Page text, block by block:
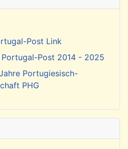
Post Link
Post 2014 - 2025
Portugiesisch-
PHG